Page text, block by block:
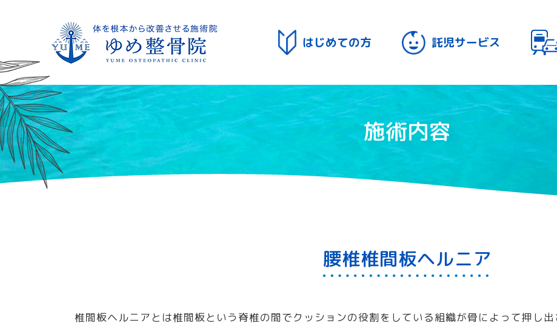
はじめての方 託児サービス
施術内容
腰椎椎間板ヘルニア
椎間板ヘルニアとは椎間板という脊椎の間でクッションの役割をしている組織が骨によって押し